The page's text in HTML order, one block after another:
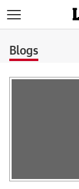
Blogs